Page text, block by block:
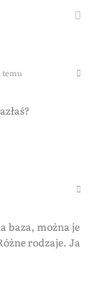
temu
baza, można je
rodzaje. Ja